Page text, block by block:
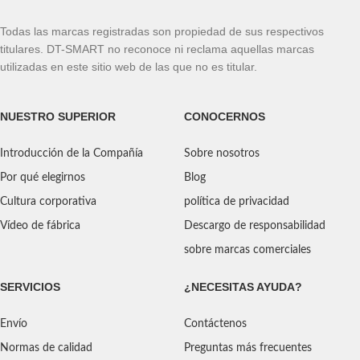
Todas las marcas registradas son propiedad de sus respectivos
titulares. DT-SMART no reconoce ni reclama aquellas marcas
utilizadas en este sitio web de las que no es titular.
NUESTRO SUPERIOR
Introducción de la Compañía
Por qué elegirnos
Cultura corporativa
Vídeo de fábrica
CONOCERNOS
Sobre nosotros
Blog
política de privacidad
Descargo de responsabilidad
sobre marcas comerciales
SERVICIOS
Envío
Normas de calidad
¿NECESITAS AYUDA?
Contáctenos
Preguntas más frecuentes